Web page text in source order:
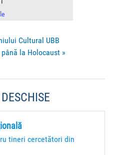
Cultural UBB
la Holocaust »
tineri cercetători din